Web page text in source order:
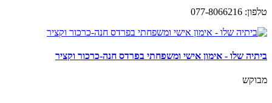
טלפון: 077-8066216
ביתיה שלו - אימון אישי ומשפחתי בפרדס חנה-כרכור וקציר
מבוקש